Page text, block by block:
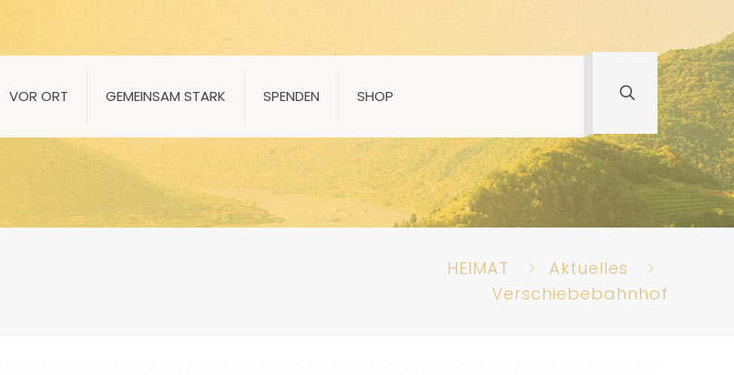
VOR ORT GEMEINSAM STARK SPENDEN SHOP
HEIMAT
Aktuelles
Verschiebebahnhof